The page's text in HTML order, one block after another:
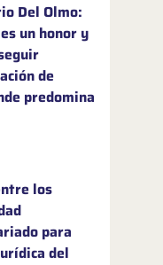
Del Olmo:
un honor y
de
predomina
los
para
del